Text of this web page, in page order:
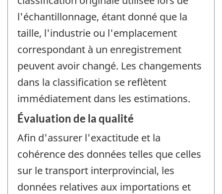
l'échantillonnage, étant donné que la
taille, l'industrie ou l'emplacement
correspondant à un enregistrement
peuvent avoir changé. Les changements
dans la classification se reflètent
immédiatement dans les estimations.
Évaluation de la qualité
Afin d'assurer l'exactitude et la
cohérence des données telles que celles
sur le transport interprovincial, les
données relatives aux importations et